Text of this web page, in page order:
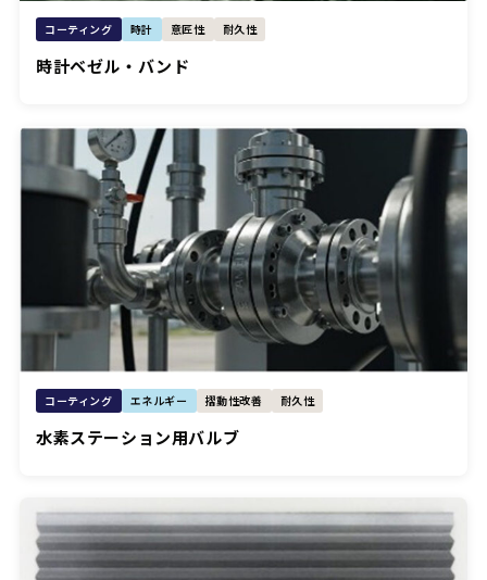
コーティング 時計 意匠性 耐久性
時計ベゼル・バンド
コーティング エネルギー 摺動性改善 耐久性
水素ステーション用バルブ